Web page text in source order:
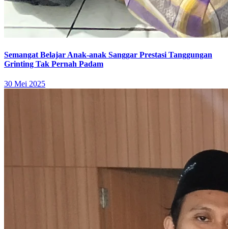
Semangat Belajar Anak-anak Sanggar Prestasi Tanggungan
Grinting Tak Pernah Padam
30 Mei 2025